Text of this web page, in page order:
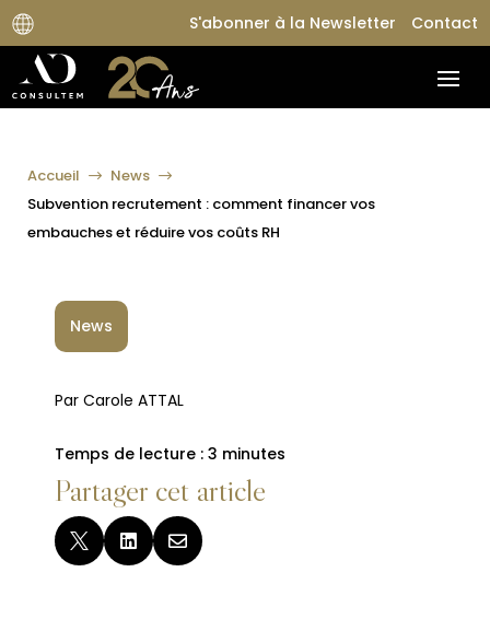
S'abonner à la Newsletter Contact
Accueil $ News $
Subvention recrutement : comment financer vos
embauches et réduire vos coûts RH
News
Par Carole ATTAL
Temps de lecture : 3 minutes
Partager cet article
  